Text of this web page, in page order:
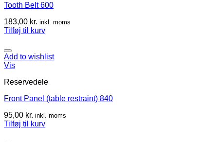
Tooth Belt 600
183,00 kr. inkl. moms
Tilføj til kurv
Add to wishlist
Vis
Reservedele
Front Panel (table restraint) 840
95,00 kr. inkl. moms
Tilføj til kurv